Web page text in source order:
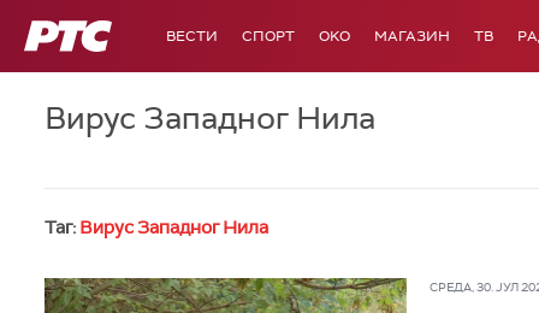
РТС ВЕСТИ СПОРТ OKO МАГАЗИН ТВ
Вирус Западног Нила
Таг: Вирус Западног Нила
СРЕДА, 30. ЈУЛ